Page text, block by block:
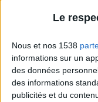
Le
Nous et nos 1538
informations sur un
des données
des informations
publicités et du
petit déjeuner
11:20 Régime
l'amarante par
12:33 Puis-je
dinde par des
13:14 Comment
met des repas